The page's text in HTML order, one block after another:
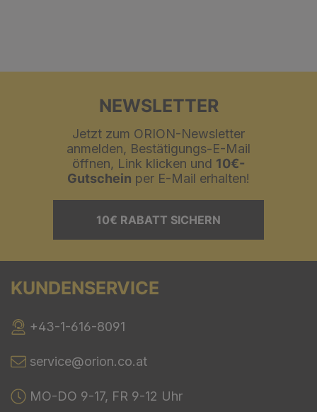
NEWSLETTER
Jetzt zum ORION-Newsletter
anmelden, Bestätigungs-E-Mail
öffnen, Link klicken und 10€-
Gutschein per E-Mail erhalten!
10€ RABATT SICHERN
KUNDENSERVICE
+43-1-616-8091
service@orion.co.at
MO-DO 9-17, FR 9-12 Uhr